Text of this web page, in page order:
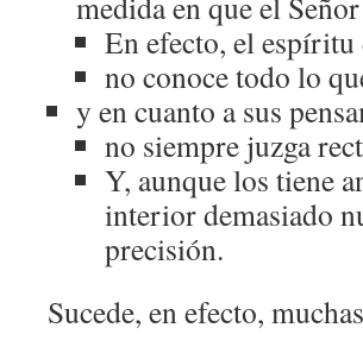
En efecto, el
no conoce todo lo
y en cuanto a sus
no siempre juzga
Y, aunque los tiene
interior demasiado
precisión.
Sucede, en efecto,